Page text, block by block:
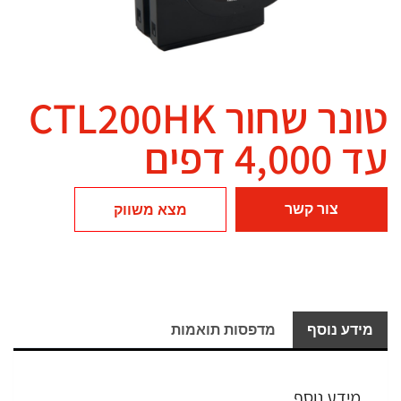
טונר שחור CTL200HK
עד 4,000 דפים
צור קשר מצא משווק
מידע נוסף מדפסות תואמות